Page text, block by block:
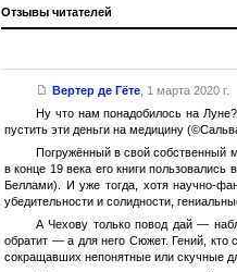
Отзывы читателей
Вертер де Гёте, 1 марта 2020 г.
Ну что нам понадобилось на
пустить эти деньги на медицину
Погружённый в свой собственный
в конце 19 века его книги
Беллами). И уже тогда, хотя научно-
убедительности и солидности,
А Чехову только повод дай —
обратит — а для него Сюжет. Гений, кто
сокращавших непонятные или скучные